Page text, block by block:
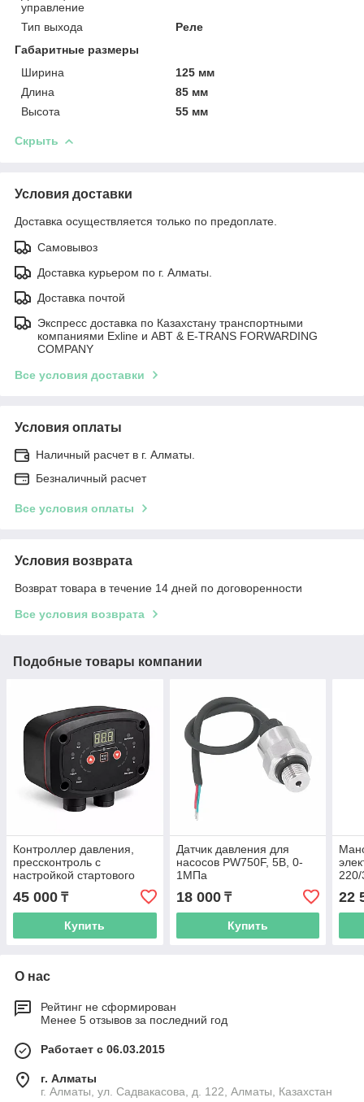
управление
Тип выхода
Реле
Габаритные размеры
Ширина
125 мм
Длина
85 мм
Высота
55 мм
Скрыть
Условия доставки
Доставка осуществляется только по предоплате.
Самовывоз
Доставка курьером по г. Алматы.
Доставка почтой
Экспресс доставка по Казахстану транспортными
компаниями Exline и ABT & E-TRANS FORWARDING
COMPANY
Все условия доставки
Условия оплаты
Наличный расчет в г. Алматы.
Безналичный расчет
Все условия оплаты
Условия возврата
Возврат товара в течение 14 дней по договоренности
Все условия возврата
Подобные товары компании
Контроллер давления,
прессконтроль с
настройкой стартового
давления насоса, 2.2кВт
45 000 ₸
Купить
Датчик давления для
насосов PW750F, 5В, 0-
1МПа
18 000₸
Купить
22
О нас
Рейтинг не сформирован
Менее 5 отзывов за последний год
Работает с 06.03.2015
г. Алматы
г. Алматы, ул. Садвакасова, д. 122, Алматы, Казахстан